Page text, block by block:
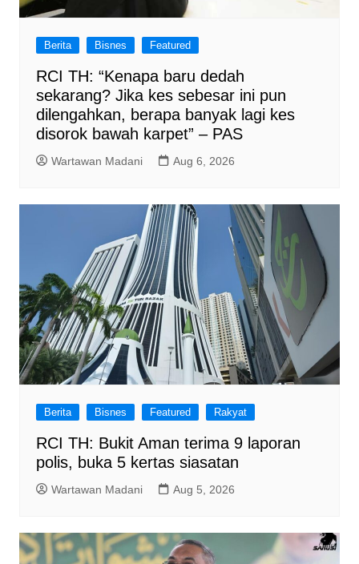
Berita Bisnes Featured
RCI TH: “Kenapa baru dedah
sekarang? Jika kes sebesar ini pun
dilengahkan, berapa banyak lagi kes
disorok bawah karpet” – PAS
Wartawan Madani Aug 6, 2026
Berita Bisnes Featured Rakyat
RCI TH: Bukit Aman terima 9 laporan
polis, buka 5 kertas siasatan
Wartawan Madani Aug 5, 2026